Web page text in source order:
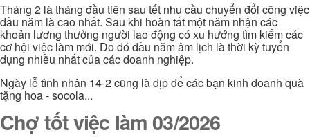
Tháng 2 là tháng đầu tiên sau tết nhu cầu chuyển đổi công việc
đầu năm là cao nhất. Sau khi hoàn tất một năm nhận các
khoản lương thưởng người lao động có xu hướng tìm kiếm các
cơ hội việc làm mới. Do đó đầu năm âm lịch là thời kỳ tuyển
dụng nhiều nhất của các doanh nghiệp.
Ngày lễ tình nhân 14-2 cũng là dịp để các bạn kinh doanh quà
tặng hoa - socola...
Chợ tốt việc làm 03/2026